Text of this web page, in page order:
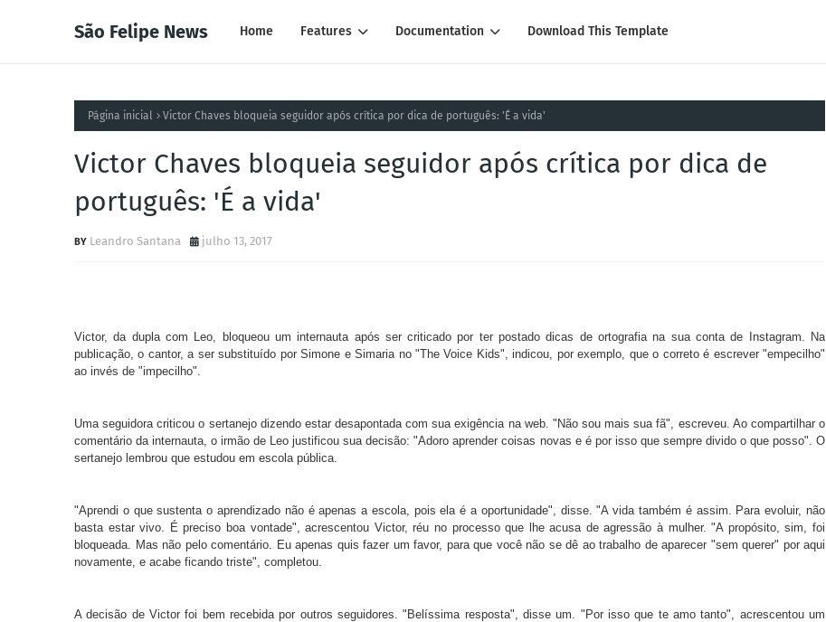
São Felipe News Home Features Documentation Download This Template
Página inicial Victor Chaves bloqueia seguidor após crítica por dica de português: 'É a vida'
Victor Chaves bloqueia seguidor após crítica por dica de
português: 'É a vida'
Leandro Santana julho 13, 2017
Victor, da dupla com Leo, bloqueou um internauta após ser criticado por ter postado dicas de ortografia na sua conta de Instagram. Na
publicação, o cantor, a ser substituído por Simone e Simaria no "The Voice Kids", indicou, por exemplo, que o correto é escrever "empecilho"
ao invés de "impecilho".
Uma seguidora criticou o sertanejo dizendo estar desapontada com sua exigência na web. "Não sou mais sua fã", escreveu. Ao compartilhar o
comentário da internauta, o irmão de Leo justificou sua decisão: "Adoro aprender coisas novas e é por isso que sempre divido o que posso". O
sertanejo lembrou que estudou em escola pública.
"Aprendi o que sustenta o aprendizado não é apenas a escola, pois ela é a oportunidade", disse. "A vida também é assim. Para evoluir, não
basta estar vivo. É preciso boa vontade", acrescentou Victor, réu no processo que lhe acusa de agressão à mulher. "A propósito, sim, foi
bloqueada. Mas não pelo comentário. Eu apenas quis fazer um favor, para que você não se dê ao trabalho de aparecer "sem querer" por aqui
novamente, e acabe ficando triste", completou.
A decisão de Victor foi bem recebida por outros seguidores. "Belíssima resposta", disse um. "Por isso que te amo tanto", acrescentou um